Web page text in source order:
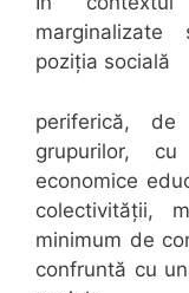
poziția socială
periferică,
grupurilor,
economice
colectivității,
minimum de
confruntă cu